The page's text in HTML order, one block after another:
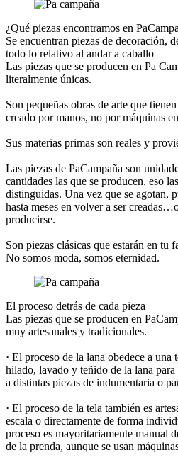
¿Qué piezas encontramos en
Se encuentran piezas de decoración,
todo lo relativo al andar a caballo
Las piezas que se producen en Pa
literalmente únicas.
Son pequeñas obras de arte que
creado por manos, no por máquinas
Sus materias primas son reales y
Las piezas de PaCampaña son
cantidades las que se producen, eso
distinguidas. Una vez que se agotan,
hasta meses en volver a ser
producirse.
Son piezas clásicas que estarán en tu
No somos moda, somos eternidad.
El proceso detrás de cada pieza
Las piezas que se producen en
muy artesanales y tradicionales.
· El proceso de la lana obedece a una
hilado, lavado y teñido de la lana
a distintas piezas de indumentaria o
· El proceso de la tela también es
escala o directamente de forma
proceso es mayoritariamente manual
de la prenda, aunque se usan